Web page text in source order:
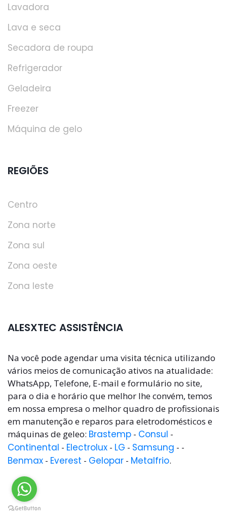
Lavadora
Lava e seca
Secadora de roupa
Refrigerador
Geladeira
Freezer
Máquina de gelo
REGIÕES
Centro
Zona norte
Zona sul
Zona oeste
Zona leste
ALESXTEC ASSISTÊNCIA
Na você pode agendar uma visita técnica utilizando
vários meios de comunicação ativos na atualidade:
WhatsApp, Telefone, E-mail e formulário no site,
para o dia e horário que melhor lhe convém, temos
em nossa empresa o melhor quadro de profissionais
em manutenção e reparos para eletrodomésticos e
máquinas de geleo: Brastemp - Consul -
Continental - Electrolux - LG - Samsung - -
Benmax - Everest - Gelopar - Metalfrio.